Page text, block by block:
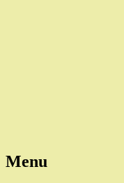
Menu